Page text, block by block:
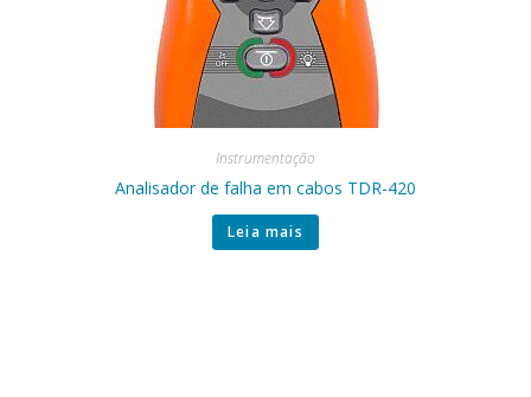
Instrumentação
Analisador de falha em cabos TDR-420
Leia mais